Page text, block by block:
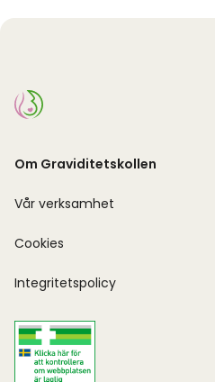
Om Graviditetskollen
Vår verksamhet
Cookies
Integritetspolicy